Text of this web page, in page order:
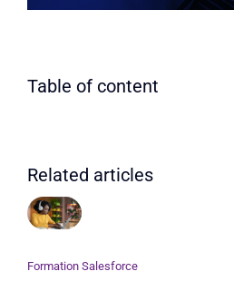
Table of content
Related articles
Formation Salesforce